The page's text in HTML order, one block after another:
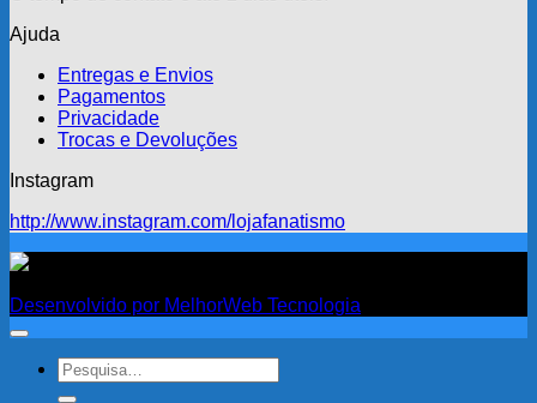
Ajuda
Entregas e Envios
Pagamentos
Privacidade
Trocas e Devoluções
Instagram
http://www.instagram.com/lojafanatismo
Desenvolvido por MelhorWeb Tecnologia
Pesquisar
por: